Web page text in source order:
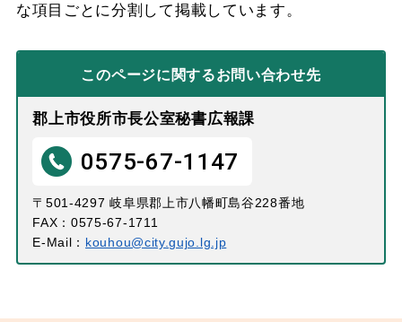
な項目ごとに分割して掲載しています。
このページに関するお問い合わせ先
郡上市役所市長公室秘書広報課
0575-67-1147
〒501-4297 岐阜県郡上市八幡町島谷228番地
FAX：0575-67-1711
E-Mail： kouhou@city.gujo.lg.jp